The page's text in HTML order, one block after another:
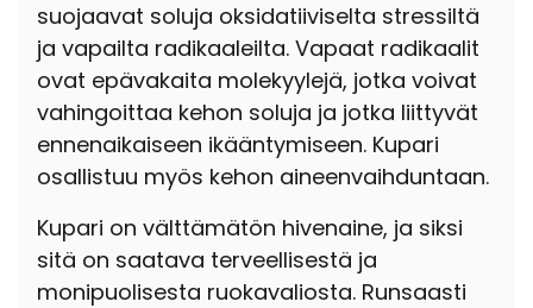
suojaavat soluja oksidatiiviselta stressiltä
ja vapailta radikaaleilta. Vapaat radikaalit
ovat epävakaita molekyylejä, jotka voivat
vahingoittaa kehon soluja ja jotka liittyvät
ennenaikaiseen ikääntymiseen. Kupari
osallistuu myös kehon aineenvaihduntaan.
Kupari on välttämätön hivenaine, ja siksi
sitä on saatava terveellisestä ja
monipuolisesta ruokavaliosta. Runsaasti